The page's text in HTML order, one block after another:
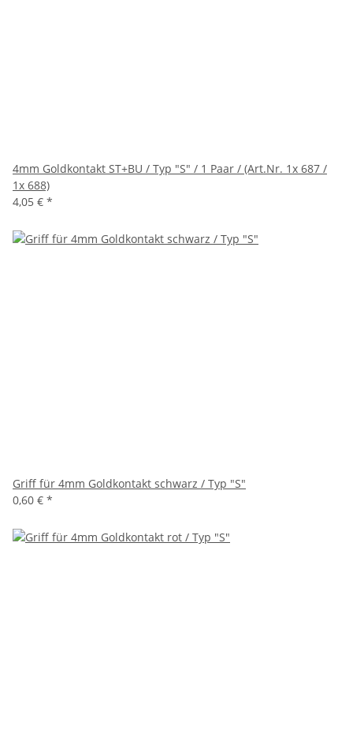
4mm Goldkontakt ST+BU / Typ "S" / 1 Paar / (Art.Nr. 1x 687 /
1x 688)
4,05 € *
Griff für 4mm Goldkontakt schwarz / Typ "S"
0,60 € *